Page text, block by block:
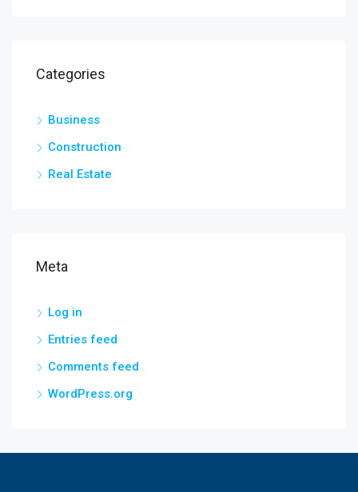
Categories
Business
Construction
Real Estate
Meta
Log in
Entries feed
Comments feed
WordPress.org